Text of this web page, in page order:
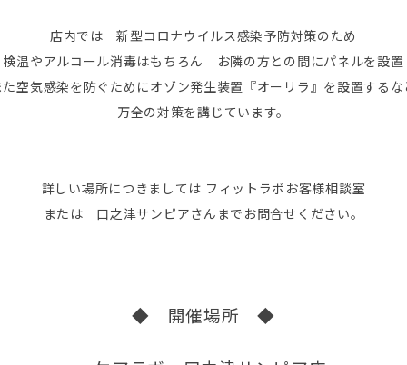
店内では 新型コロナウイルス感染予防対策のため
検温やアルコール消毒はもちろん お隣の方との間にパネルを設置
た空気感染を防ぐためにオゾン発生装置『オーリラ』を設置するな
万全の対策を講じています。
詳しい場所につきましては フィットラボお客様相談室
または 口之津サンピアさんまでお問合せください。
◆ 開催場所 ◆